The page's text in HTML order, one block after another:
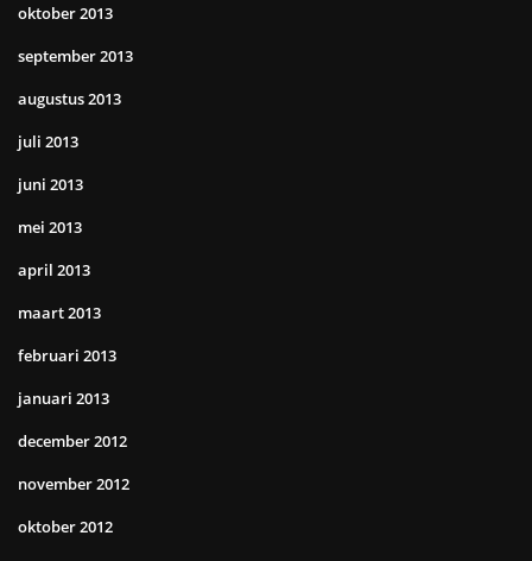
oktober 2013
september 2013
augustus 2013
juli 2013
juni 2013
mei 2013
april 2013
maart 2013
februari 2013
januari 2013
december 2012
november 2012
oktober 2012